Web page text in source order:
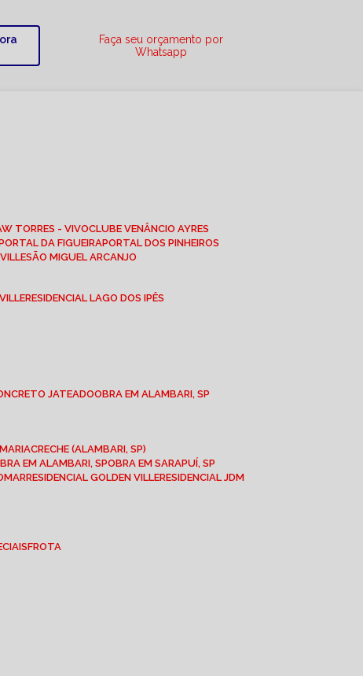
Faça seu orçamento por
Whatsapp
TORRES - VIVO CLUBE VENÂNCIO AYRES
PORTAL DA FIGUEIRA PORTAL DOS PINHEIROS
SÃO MIGUEL ARCANJO
RESIDENCIAL LAGO DOS IPÊS
JATEADO
OBRA EM ALAMBARI, SP
CRECHE (ALAMBARI, SP)
OBRA EM ALAMBARI, SP
OBRA EM SARAPUÍ, SP
RESIDENCIAL GOLDEN VILLE RESIDENCIAL JDM
FROTA